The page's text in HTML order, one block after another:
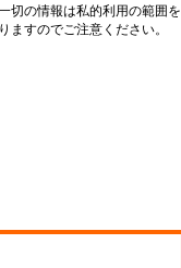
切の情報は私的利用の範囲を
すのでご注意ください。